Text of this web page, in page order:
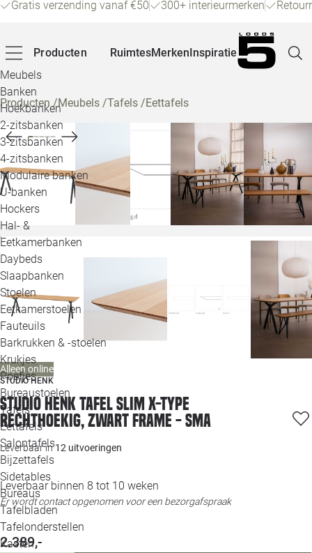
Gratis verzending vanaf €50 300+ interieurmerken
Producten
Meubels
Banken
Hoekbanken
2-zitsbanken
3-zitsbanken
4-zitsbanken
Modulaire banken
U-banken
Hockers
Hal- &
Eetkamerbanken
Daybeds
Slaapbanken
Stoelen
Eetkamerstoelen
Fauteuils
Barkrukken & -stoelen
Krukjes
Poefjes
Bureaustoelen
Tafels
Eettafels
Salontafels
Bijzettafels
Sidetables
Bureaus
Tafelbladen
Tafelonderstellen
Kasten
RuimtesMerkenInspiratie
Producten/Meubels /Tafels /Eettafels
Alleen online
STUDIO HENK
Studio HENK tafel Slim X-type
Rechthoekig, zwart frame - Sma
Leverbaar in12 uitvoeringen
Leverbaar binnen 8 tot 10 weken
Er wordt contact opgenomen voor een bezorgafspraak
2.389,-